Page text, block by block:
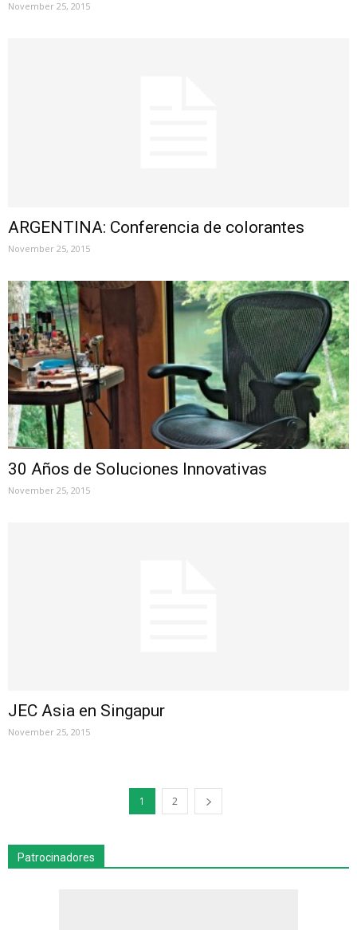
November 25, 2015
ARGENTINA: Conferencia de colorantes
November 25, 2015
30 Años de Soluciones Innovativas
November 25, 2015
JEC Asia en Singapur
November 25, 2015
1 2
Patrocinadores